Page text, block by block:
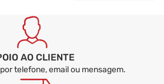
AO CLIENTE
telefone, email ou mensagem.